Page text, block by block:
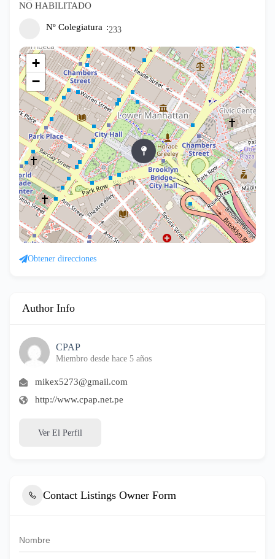
NO HABILITADO
Nº Colegiatura 233
+
−
Obtener direcciones
Author Info
CPAP
Miembro desde hace 5 años
mikex5273@gmail.com
http://www.cpap.net.pe
Ver El Perfil
Contact Listings Owner Form